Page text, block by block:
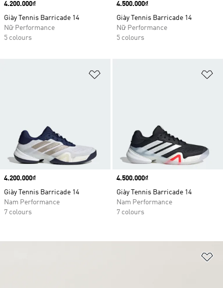
Price
4.200.000₫
Giày Tennis Barricade 14
Nữ Performance
5 colours
Price
4.500.000₫
Giày Tennis Barricade 14
Nữ Performance
5 colours
Price
4.200.000₫
Giày Tennis Barricade 14
Nam Performance
7 colours
Price
4.500.000₫
Giày Tennis Barricade 14
Nam Performance
7 colours